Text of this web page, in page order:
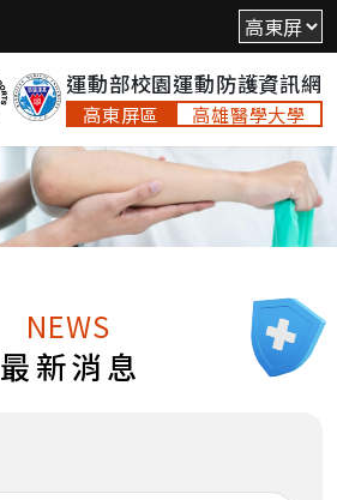
運動部校園運動防護資訊網
高東屏區 高雄醫學大學
NEWS
最新消息